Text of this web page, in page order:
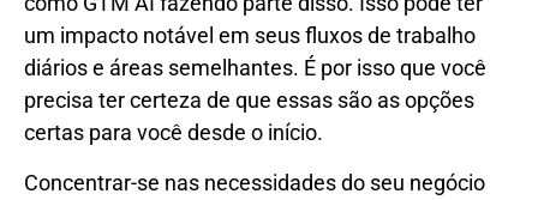
um impacto notável em seus fluxos de trabalho
diários e áreas semelhantes. É por isso que você
precisa ter certeza de que essas são as opções
certas para você desde o início.
Concentrar-se nas necessidades do seu negócio